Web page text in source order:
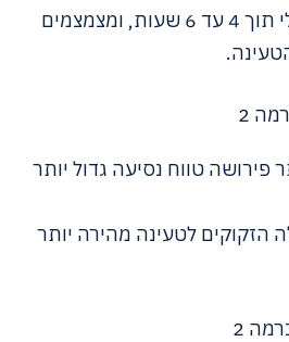
בדרך כלל רכב חשמלי תוך 4 עד 6 שעות, ומצמצמים
2
פירושה טווח נסיעה גדול יותר
הזקוקים לטעינה מהירה יותר
2